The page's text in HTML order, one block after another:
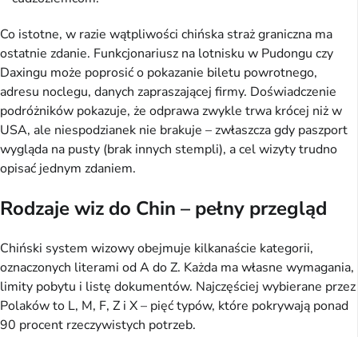
Co istotne, w razie wątpliwości chińska straż graniczna ma
ostatnie zdanie. Funkcjonariusz na lotnisku w Pudongu czy
Daxingu może poprosić o pokazanie biletu powrotnego,
adresu noclegu, danych zapraszającej firmy. Doświadczenie
podróżników pokazuje, że odprawa zwykle trwa krócej niż w
USA, ale niespodzianek nie brakuje – zwłaszcza gdy paszport
wygląda na pusty (brak innych stempli), a cel wizyty trudno
opisać jednym zdaniem.
Rodzaje wiz do Chin – pełny przegląd
Chiński system wizowy obejmuje kilkanaście kategorii,
oznaczonych literami od A do Z. Każda ma własne wymagania,
limity pobytu i listę dokumentów. Najczęściej wybierane przez
Polaków to L, M, F, Z i X – pięć typów, które pokrywają ponad
90 procent rzeczywistych potrzeb.